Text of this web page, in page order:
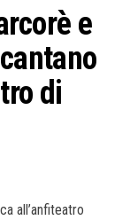
e
di
all’anfiteatro